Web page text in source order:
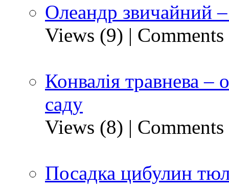
Олеандр звичайний
Views (9) |
Конвалія травнева –
саду
Views (8) |
Посадка цибулин